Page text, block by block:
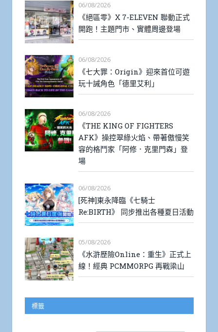
06/08/2026
《絕區零》X 7-ELEVEN 聯動正式
開跑！主題門市、實體周邊登場
06/08/2026
《七大罪：Origin》迎來首位可遊
玩十誡角色「德里艾利」
06/08/2026
《THE KING OF FIGHTERS
AFK》操控翠綠火焰、帶著傲慢笑
容的格鬥家「阿修．克里門森」登
場
06/08/2026
[死神]東永降臨《七騎士
Re:BIRTH》 同步推出各種夏日活動
05/08/2026
《水滸歷險Online：重生》正式上
線！經典 PCMMORPG 再戰梁山
標籤